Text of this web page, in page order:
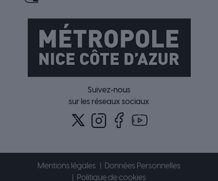
Suivez-nous
sur les réseaux sociaux
Mentions légales
Données Personnelles
Politique de cookies